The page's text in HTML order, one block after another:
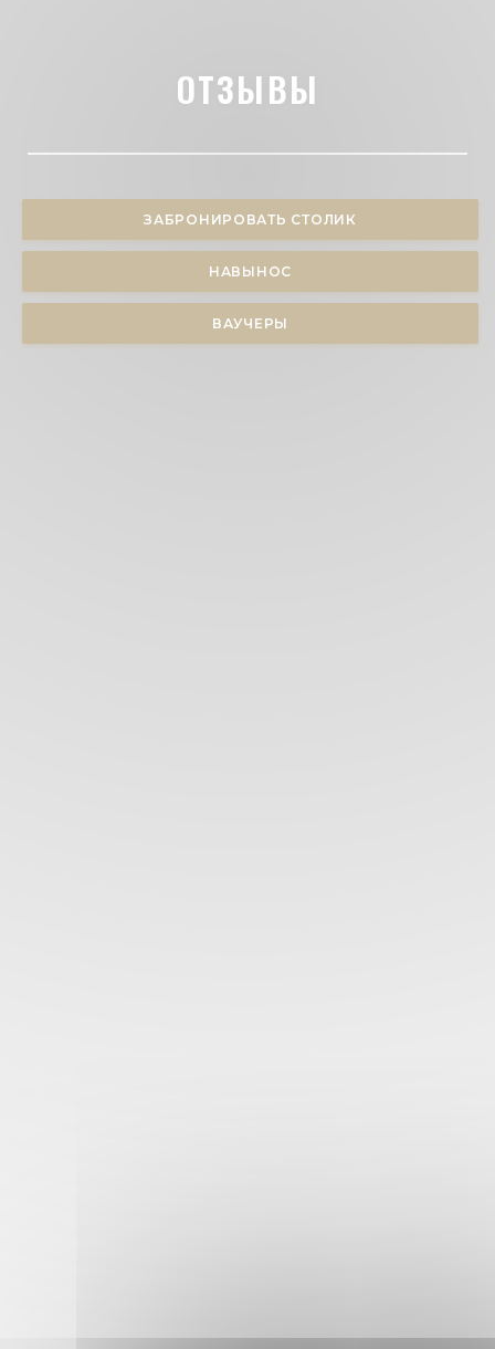
ОТЗЫВЫ
ЗАБРОНИРОВАТЬ СТОЛИК
НАВЫНОС
ВАУЧЕРЫ